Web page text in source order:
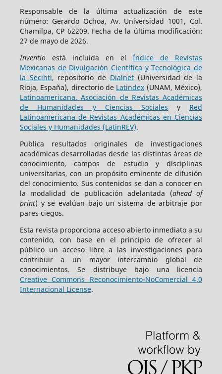
Responsable de la última actualización de este
número: Gerardo Ochoa, Av. Universidad 1001, Col.
Chamilpa, CP 62209. Fecha de la última modificación:
27 de mayo de 2026.
Inventioestá incluida en elÍndice de Revistas
Mexicanas de Divulgación Científica y Tecnológica de
la Secihti, repositorio de Dialnet(Universidad de la
Rioja, España), directorio de Latindex (UNAM, México),
Latinoamericana. Asociación de Revistas Académicas
de Humanidades y Ciencias Sociales y Red
Latinoamericana de Revistas Académicas en Ciencias
Sociales y Humanidades (LatinREV).
Publica resultados originales de investigaciones
académicas desarrolladas desde las distintas áreas de
conocimiento, campos de estudio y disciplinas
universitarias, con un propósito eminente de difusión
del conocimiento. Sus contenidos se dan a conocer en
la modalidad de publicación adelantada (ahead of
print) y se evalúan bajo un sistema de arbitraje por
pares ciegos.
Esta revista proporciona acceso abierto inmediato a su
contenido, con base en el principio de ofrecer al
público un acceso libre a las investigaciones para
contribuir a un mayor intercambio global de
conocimientos. Se distribuye bajo una licencia
Creative Commons Reconocimiento-NoComercial 4.0
Internacional License.